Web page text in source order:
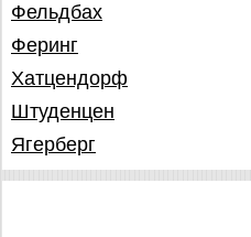
Фельдбах
Феринг
Хатцендорф
Штуденцен
Ягерберг